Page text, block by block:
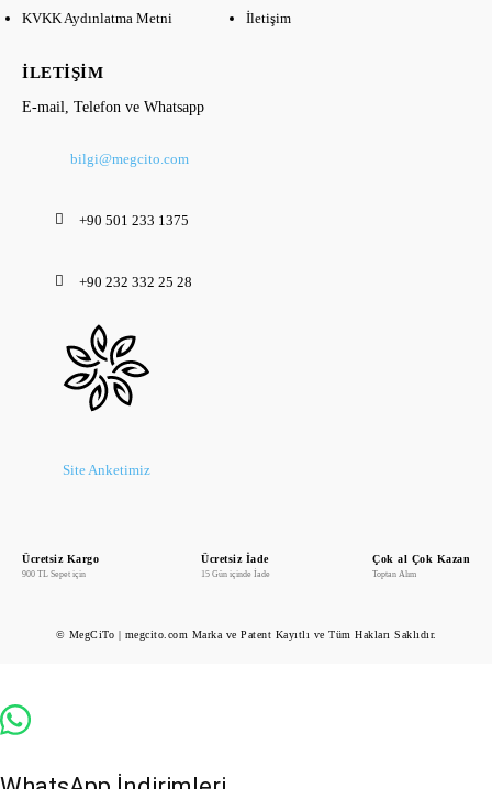
KVKK Aydınlatma Metni
İletişim
İLETIŞIM
E-mail, Telefon ve Whatsapp
bilgi@megcito.com
+90 501 233 1375
+90 232 332 25 28
Site Anketimiz
Ücretsiz Kargo
900 TL Sepet için
Ücretsiz İade
15 Gün içinde İade
Çok al Çok Kazan
Toptan Alım
© MegCiTo | megcito.com Marka ve Patent Kayıtlı ve Tüm Hakları Saklıdır.